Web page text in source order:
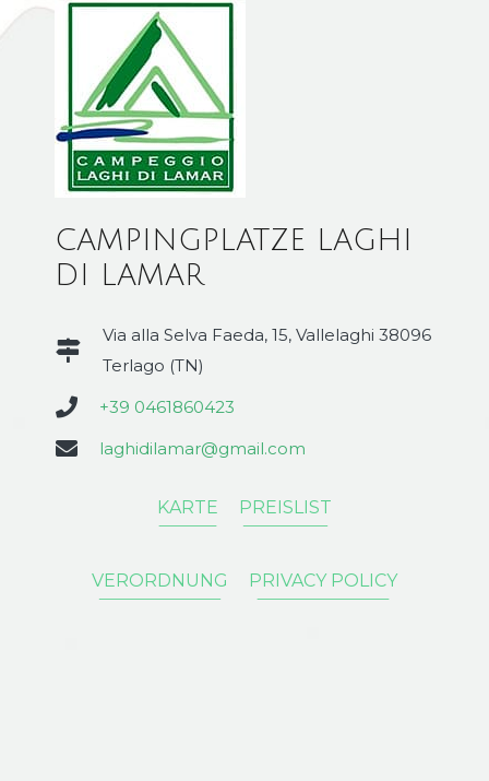
CAMPINGPLATZE LAGHI
DI LAMAR
Via alla Selva Faeda, 15, Vallelaghi 38096
Terlago (TN)
+39 0461860423
laghidilamar@gmail.com
KARTE PREISLIST
VERORDNUNG PRIVACY POLICYPhone